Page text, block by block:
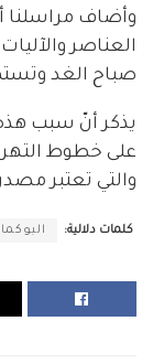
وأضاف مراسلنا
العناصر
صباح الغد
يذكر أنّ سبب
على خطوط
والتي تعتبر
كلمات دلالية: